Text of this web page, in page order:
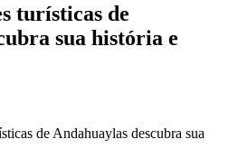
turísticas de
sua história e
de Andahuaylas descubra sua